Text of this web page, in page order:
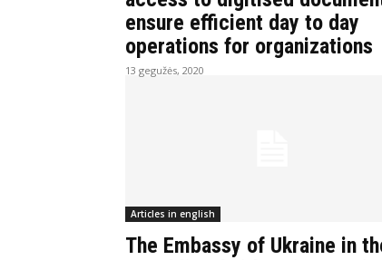
ensure efficient day to day
operations for organizations
13 gegužės, 2020
Articles in english
The Embassy of Ukraine in